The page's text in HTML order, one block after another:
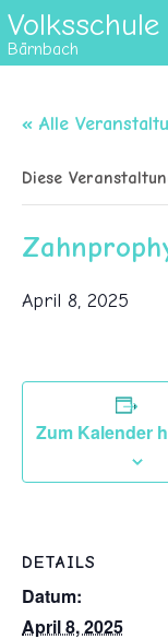
Volksschule
Bärnbach
« Alle
Diese
April 8, 2025
Zum Kalender
DETAILS
Datum:
April 8, 2025